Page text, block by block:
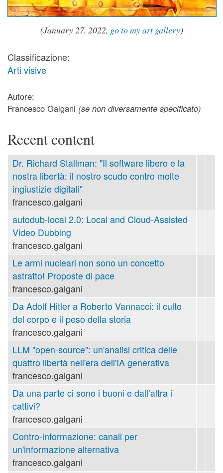
(January 27, 2022, go to my art gallery)
Classificazione:
Arti visive
Autore:
Francesco Galgani (se non diversamente specificato)
Recent content
Dr. Richard Stallman: "Il software libero e la
nostra libertà: il nostro scudo contro molte
ingiustizie digitali"
francesco.galgani
autodub-local 2.0: Local and Cloud-Assisted
Video Dubbing
francesco.galgani
Le armi nucleari non sono un concetto
astratto! Proposte di pace
francesco.galgani
Da Adolf Hitler a Roberto Vannacci: il culto
del corpo e il peso della storia
francesco.galgani
LLM "open-source": un'analisi critica delle
quattro libertà nell'era dell'IA generativa
francesco.galgani
Da una parte ci sono i buoni e dall’altra i
cattivi?
francesco.galgani
Contro-informazione: canali per
un'informazione alternativa
francesco.galgani